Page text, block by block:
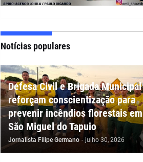
Notícias populares
Defesa Civil e Brigada Municipal
reforçam conscientização para
prevenir incêndios florestais em
São Miguel do Tapuio
Jornalista Filipe Germano - julho 30, 2026